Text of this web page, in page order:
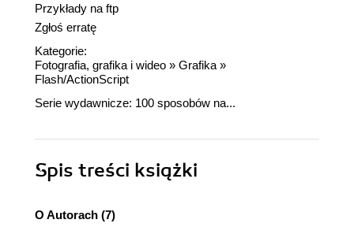
Przykłady na ftp
Zgłoś erratę
Kategorie:
Fotografia, grafika i wideo » Grafika »
Flash/ActionScript
Serie wydawnicze: 100 sposobów na...
Spis treści książki
O Autorach (7)